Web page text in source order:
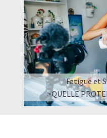
Fatigue et
>QUELLE